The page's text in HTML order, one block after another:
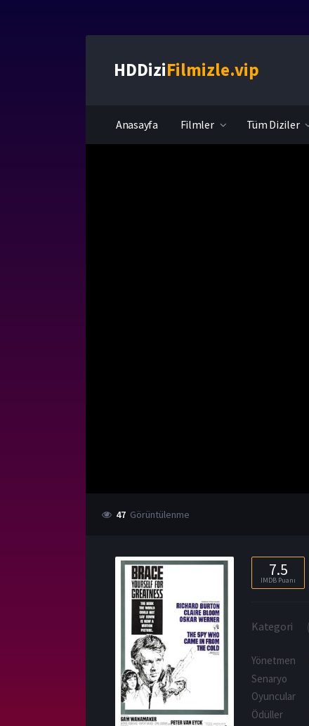
HDDiziFilmizle.vip
Anasayfa Filmler Tüm Diziler
47 Görüntülenme
7.5
IMDB Puanı
Kategori
Yönetmen
Senaryo
Oyuncular
Ödüller